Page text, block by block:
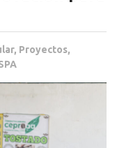
, Proyectos,